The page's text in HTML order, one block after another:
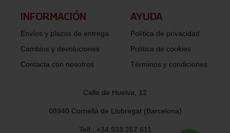
INFORMACIÓN​
Envíos y plazos de entrega
Cambios y devoluciones
Contacta con nosotros
AYUDA
Política de privacidad
Política de cookies
Términos y condiciones
Calle de Huelva, 12
08940 Cornellà de Llobregat (Barcelona)
Telf.: +34 933 257 611